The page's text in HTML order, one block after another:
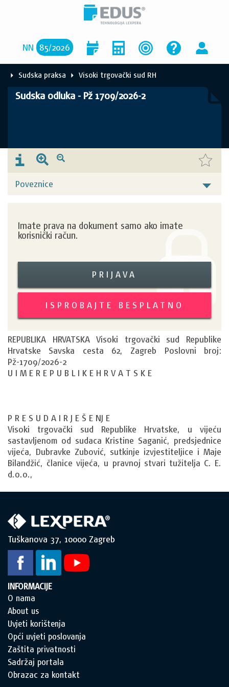
NN 85/2026
Sudska praksa Visoki trgovački sud RH
Sudska odluka - Pž 1709/2026-2
Poveznice
Imate prava na dokument samo ako imate
korisnički račun.
PRIJAVA
ISPROBAJTE BESPLATNO
REPUBLIKA HRVATSKA Visoki trgovački sud Republike
Hrvatske Savska cesta 62, Zagreb Poslovni broj:
Pž-1709/2026-2
U I M E R E P U B L I K E H R V A T S K E
P R E S U D A I R J E Š E NJ E
Visoki trgovački sud Republike Hrvatske, u vijeću
sastavljenom od sudaca Kristine Saganić, predsjednice
vijeća, Dubravke Zubović, sutkinje izvjestiteljice i Maje
Bilandžić, članice vijeća, u pravnoj stvari tužitelja C. E.
d.o.o.,
Tuškanova 37, 10000 Zagreb
INFORMACIJE
O nama
About us
Uvjeti korištenja
Opći uvjeti poslovanja
Zaštita privatnosti
Sadržaj portala
Obrazac za kontakt